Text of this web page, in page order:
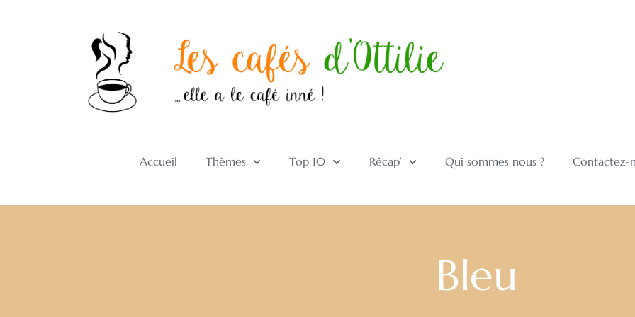
Accueil Thèmes Top 10 Récap’ Qui sommes nous ? Contactez-
Bleu